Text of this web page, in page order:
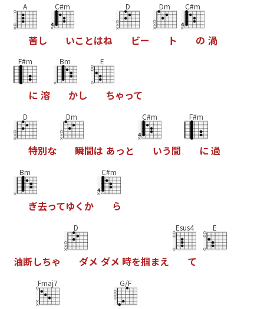
A
苦し
C#m
いこ とはね
D
ビー
Dm
ト
C#m
の 渦
F#m
に 溶
Bm
かし
E
ちゃって
D
特別な
Dm
瞬間は あっ と
C#m
いう間
F#m
に過
Bm
ぎ去ってゆく か
C#m
ら
油断しちゃ
D
ダメ ダメ 時を掴まえ
Esus4
て
E
Fmaj7 G/F